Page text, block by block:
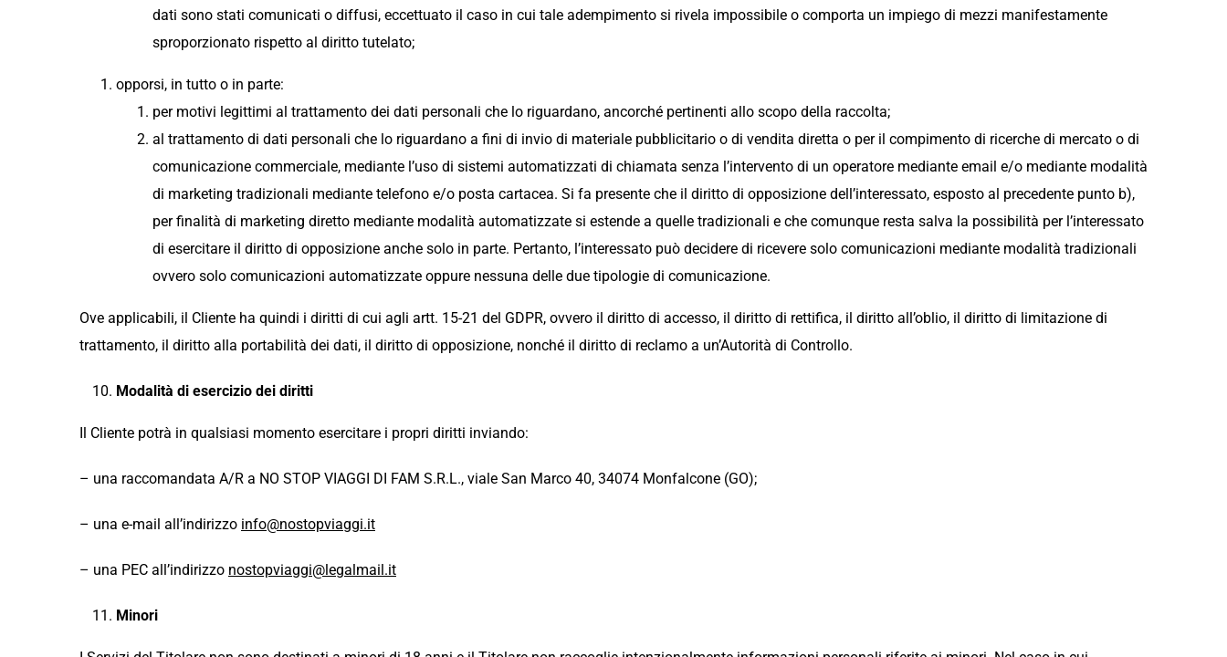
dati sono stati comunicati o diffusi, eccettuato il caso in cui tale adempimento si rivela impossibile o comporta un impiego di mezzi manifestamente
sproporzionato rispetto al diritto tutelato;
opporsi, in tutto o in parte:
per motivi legittimi al trattamento dei dati personali che lo riguardano, ancorché pertinenti allo scopo della raccolta;
al trattamento di dati personali che lo riguardano a fini di invio di materiale pubblicitario o di vendita diretta o per il compimento di ricerche di mercato o di
comunicazione commerciale, mediante l’uso di sistemi automatizzati di chiamata senza l’intervento di un operatore mediante email e/o mediante modalità
di marketing tradizionali mediante telefono e/o posta cartacea. Si fa presente che il diritto di opposizione dell’interessato, esposto al precedente punto b),
per finalità di marketing diretto mediante modalità automatizzate si estende a quelle tradizionali e che comunque resta salva la possibilità per l’interessato
di esercitare il diritto di opposizione anche solo in parte. Pertanto, l’interessato può decidere di ricevere solo comunicazioni mediante modalità tradizionali
ovvero solo comunicazioni automatizzate oppure nessuna delle due tipologie di comunicazione.
Ove applicabili, il Cliente ha quindi i diritti di cui agli artt. 15-21 del GDPR, ovvero il diritto di accesso, il diritto di rettifica, il diritto all’oblio, il diritto di limitazione di
trattamento, il diritto alla portabilità dei dati, il diritto di opposizione, nonché il diritto di reclamo a un’Autorità di Controllo.
Modalità di esercizio dei diritti
Il Cliente potrà in qualsiasi momento esercitare i propri diritti inviando:
– una raccomandata A/R a NO STOP VIAGGI DI FAM S.R.L., viale San Marco 40, 34074 Monfalcone (GO);
– una e-mail all’indirizzo info@nostopviaggi.it
– una PEC all’indirizzo nostopviaggi@legalmail.it
Minori